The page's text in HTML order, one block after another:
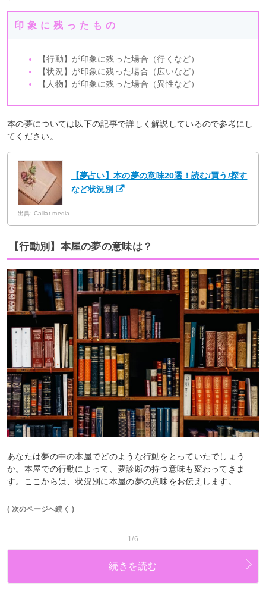
印象に残ったもの
【行動】が印象に残った場合（行くなど）
【状況】が印象に残った場合（広いなど）
【人物】が印象に残った場合（異性など）
本の夢については以下の記事で詳しく解説しているので参考にし
てください。
【夢占い】本の夢の意味20選！読む/買う/探す
など状況別
出典: Callat media
【行動別】本屋の夢の意味は？
あなたは夢の中の本屋でどのような行動をとっていたでしょう
か。本屋での行動によって、夢診断の持つ意味も変わってきま
す。ここからは、状況別に本屋の夢の意味をお伝えします。
( 次のページへ続く )
1/6
続きを読む